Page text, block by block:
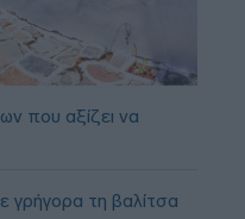
που αξίζει να
γρήγορα τη βαλίτσα